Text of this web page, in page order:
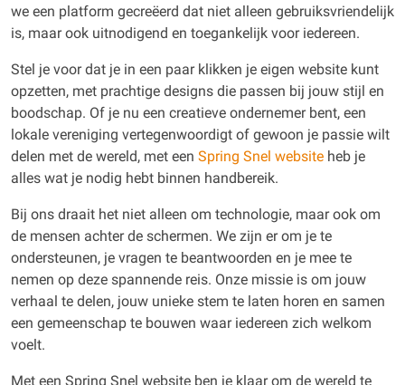
we een platform gecreëerd dat niet alleen gebruiksvriendelijk
is, maar ook uitnodigend en toegankelijk voor iedereen.
Stel je voor dat je in een paar klikken je eigen website kunt
opzetten, met prachtige designs die passen bij jouw stijl en
boodschap. Of je nu een creatieve ondernemer bent, een
lokale vereniging vertegenwoordigt of gewoon je passie wilt
delen met de wereld, met een Spring Snel website heb je
alles wat je nodig hebt binnen handbereik.
Bij ons draait het niet alleen om technologie, maar ook om
de mensen achter de schermen. We zijn er om je te
ondersteunen, je vragen te beantwoorden en je mee te
nemen op deze spannende reis. Onze missie is om jouw
verhaal te delen, jouw unieke stem te laten horen en samen
een gemeenschap te bouwen waar iedereen zich welkom
voelt.
Met een Spring Snel website ben je klaar om de wereld te